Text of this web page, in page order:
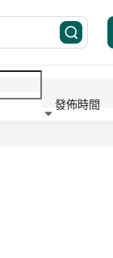
發佈時間